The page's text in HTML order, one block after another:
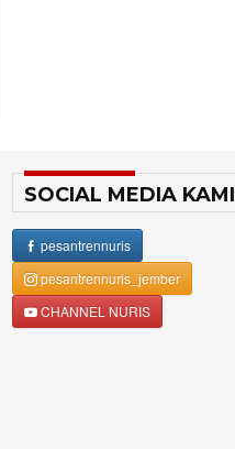
SOCIAL MEDIA KAMI
pesantrennuris
pesantrennuris_jember
CHANNEL NURIS